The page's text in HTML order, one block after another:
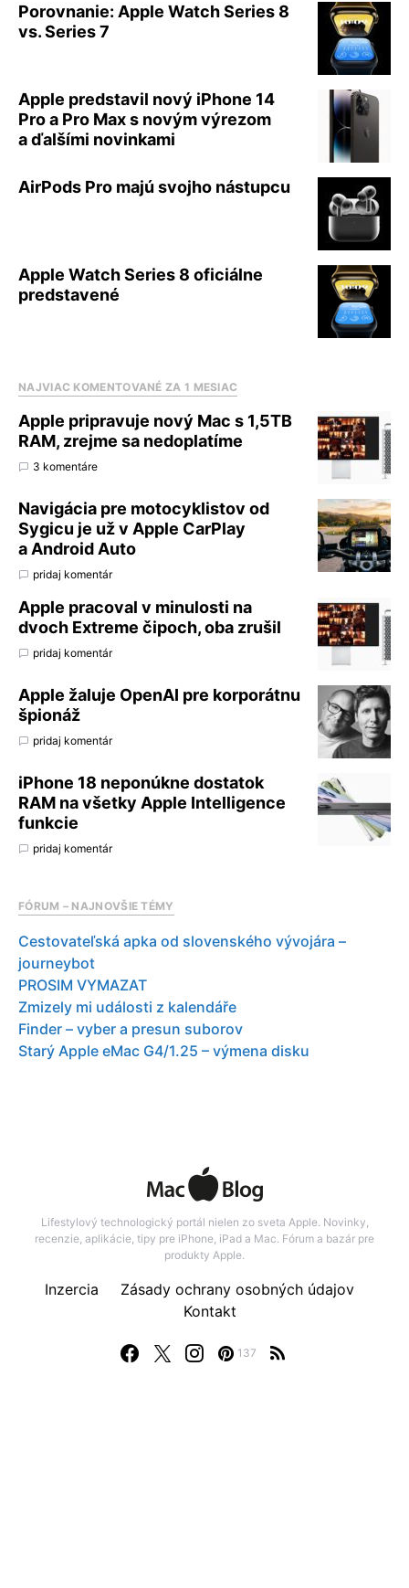
Porovnanie: Apple Watch Series 8
vs. Series 7
Apple predstavil nový iPhone 14
Pro a Pro Max s novým výrezom
a ďalšími novinkami
AirPods Pro majú svojho nástupcu
Apple Watch Series 8 oficiálne
predstavené
NAJVIAC KOMENTOVANÉ ZA 1 MESIAC
Apple pripravuje nový Mac s 1,5TB
RAM, zrejme sa nedoplatíme
3 komentáre
Navigácia pre motocyklistov od
Sygicu je už v Apple CarPlay
a Android Auto
pridaj komentár
Apple pracoval v minulosti na
dvoch Extreme čipoch, oba zrušil
pridaj komentár
Apple žaluje OpenAI pre korporátnu
špionáž
pridaj komentár
iPhone 18 neponúkne dostatok
RAM na všetky Apple Intelligence
funkcie
pridaj komentár
FÓRUM – NAJNOVŠIE TÉMY
Cestovateľská apka od slovenského vývojára –
journeybot
PROSIM VYMAZAT
Zmizely mi události z kalendáře
Finder – vyber a presun suborov
Starý Apple eMac G4/1.25 – výmena disku
Lifestylový technologický portál nielen zo sveta Apple. Novinky,
recenzie, aplikácie, tipy pre iPhone, iPad a Mac. Fórum a bazár pre
produkty Apple.
137
Inzercia
Zásady ochrany osobných údajov
Kontakt